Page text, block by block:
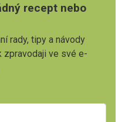
recept nebo
rady, tipy a návody
zpravodaji ve své e-